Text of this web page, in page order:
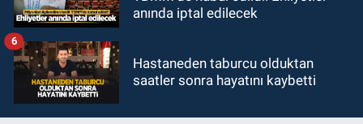
anında iptal edilecek
Hastaneden taburcu olduktan
saatler sonra hayatını kaybetti
6